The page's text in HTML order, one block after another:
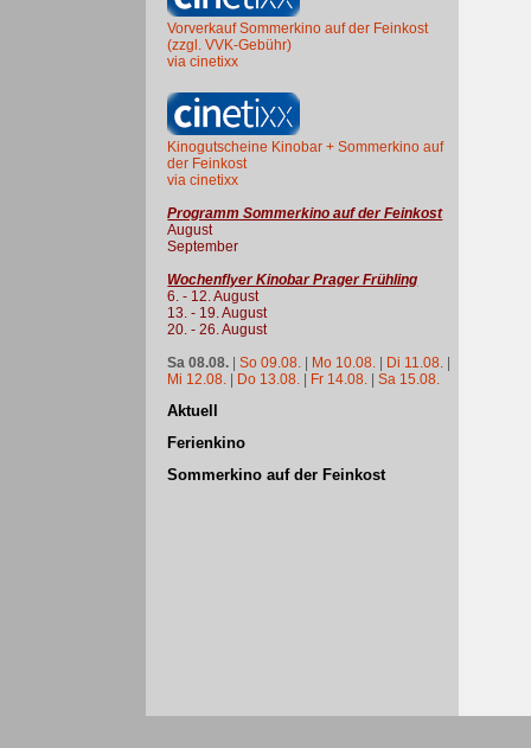
Vorverkauf Sommerkino auf der Feinkost
(zzgl. VVK-Gebühr)
via cinetixx
Kinogutscheine Kinobar + Sommerkino auf
der Feinkost
via cinetixx
Programm Sommerkino auf der Feinkost
August
September
Wochenflyer Kinobar Prager Frühling
6. - 12. August
13. - 19. August
20. - 26. August
Sa 08.08. |So 09.08. | Mo 10.08. | Di 11.08. |
Mi 12.08. | Do 13.08. | Fr 14.08. |Sa 15.08.
Aktuell
Ferienkino
Sommerkino auf der Feinkost